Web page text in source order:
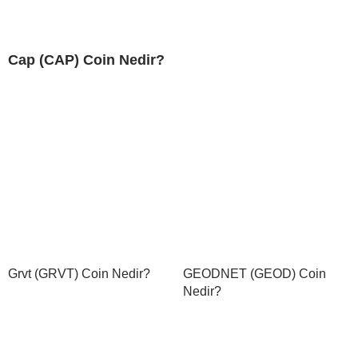
Cap (CAP) Coin Nedir?
Grvt (GRVT) Coin Nedir?
GEODNET (GEOD) Coin
Nedir?